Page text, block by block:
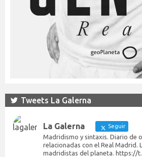
Tweets La Galerna
La Galerna Seguir
Madridismo y sintaxis. Diario de
relacionadas con el Real Madrid.
madridistas del planeta. https://